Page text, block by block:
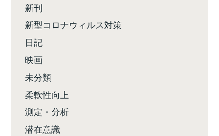
新刊
新型コロナウィルス対策
日記
映画
未分類
柔軟性向上
測定・分析
潜在意識